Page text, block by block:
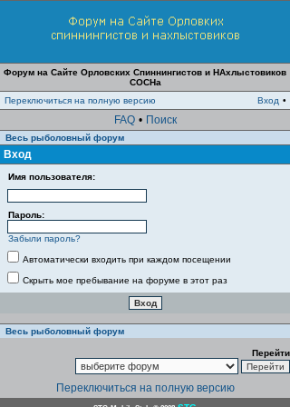
Форум на Сайте Орловских Спиннингистов и НАхлыстовиков
СОСНа
Переключиться на полную версию
Вход •
FAQ • Поиск
Весь рыболовный форум
Вход
Имя пользователя:
Пароль:
Забыли пароль?
Автоматически входить при каждом посещении
Скрыть мое пребывание на форуме в этот раз
Весь рыболовный форум
Перейти
Переключиться на полную версию